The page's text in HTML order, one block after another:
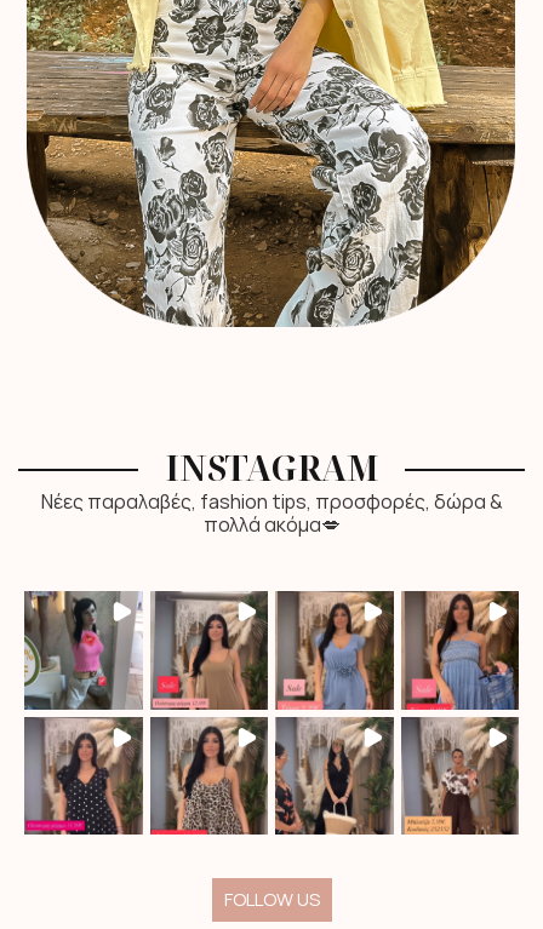
INSTAGRAM
Νέες παραλαβές, fashion tips, προσφορές, δώρα &
πολλά ακόμα💋
FOLLOW US